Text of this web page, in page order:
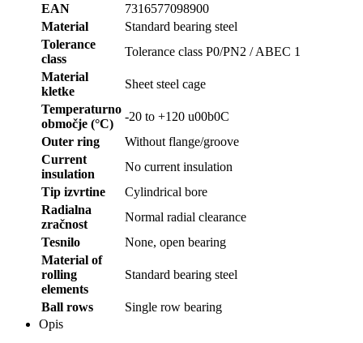
EAN
7316577098900
Material
Standard bearing steel
Tolerance
class
Tolerance class P0/PN2 / ABEC 1
Material
kletke
Sheet steel cage
Temperaturno
območje (°C)
-20 to +120 u00b0C
Outer ring
Without flange/groove
Current
insulation
No current insulation
Tip izvrtine
Cylindrical bore
Radialna
zračnost
Normal radial clearance
Tesnilo
None, open bearing
Material of
rolling
elements
Standard bearing steel
Ball rows
Single row bearing
Opis